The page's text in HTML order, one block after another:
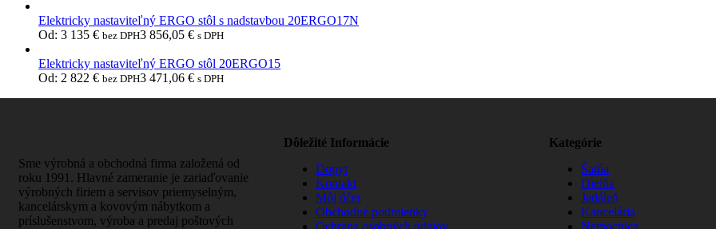
Elektricky nastaviteľný ERGO stôl s nadstavbou 20ERGO17N
Od: 3 135 € bez DPH3 856,05 € s DPH
Elektricky nastaviteľný ERGO stôl 20ERGO15
Od: 2 822 € bez DPH3 471,06 € s DPH
Sme výrobná a obchodná firma založená od
roku 1991. Hlavné zameranie je zariaďovanie
výrobných firiem a servisov priemyselným,
kancelárskym a kovovým nábytkom a
príslušenstvom, výroba a predaj poštových
Dôležité Informácie
Dopyt
Kontakt
Môj účet
Obchodné podmienky
Ochrana osobných údajov
Kategórie
Šatňa
Dielňa
Jedáleň
Kancelária
Nemocnica